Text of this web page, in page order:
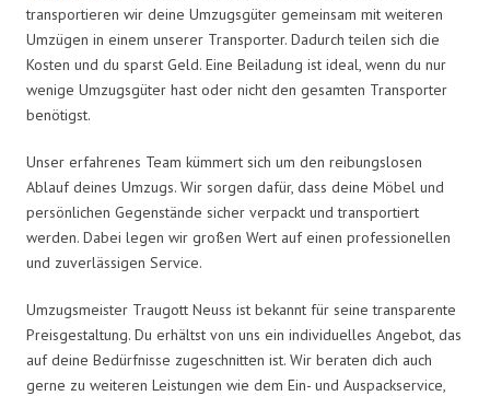
transportieren wir deine Umzugsgüter gemeinsam mit weiteren
Umzügen in einem unserer Transporter. Dadurch teilen sich die
Kosten und du sparst Geld. Eine Beiladung ist ideal, wenn du nur
wenige Umzugsgüter hast oder nicht den gesamten Transporter
benötigst.
Unser erfahrenes Team kümmert sich um den reibungslosen
Ablauf deines Umzugs. Wir sorgen dafür, dass deine Möbel und
persönlichen Gegenstände sicher verpackt und transportiert
werden. Dabei legen wir großen Wert auf einen professionellen
und zuverlässigen Service.
Umzugsmeister Traugott Neuss ist bekannt für seine transparente
Preisgestaltung. Du erhältst von uns ein individuelles Angebot, das
auf deine Bedürfnisse zugeschnitten ist. Wir beraten dich auch
gerne zu weiteren Leistungen wie dem Ein- und Auspackservice,